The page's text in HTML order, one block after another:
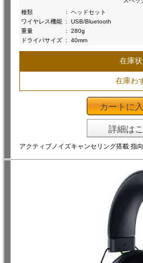
種類
:
ヘッドセット
ワイヤレス機能 :
USB/Bluetooth
重量
:
280g
ドライバサイズ : 40mm
在庫
在庫わ
カートに
詳細は
アクティブノイズキャンセリング搭載 指